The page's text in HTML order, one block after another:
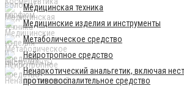
Медицинская техника
Медицинские изделия и инструменты
Метаболическое средство
Нейротропное средство
Ненаркотический анальгетик, включая
противовоспалительное средство